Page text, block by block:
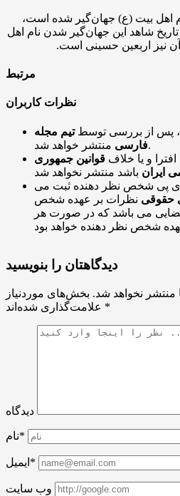
اهل بیت (ع) جهان‌گیر شده است،
شاهد این جهان‌گیر شدن نام اهل
نیز اربعین حسینی است.
مرتبط
نظرات کاربران
پس از بررسی توسطتیم مجله
فارسیمنتشر خواهد شد.
و یا خلاف قوانین جمهوری
ایران
آی پی شخص نظر دهنده ثبت می
حقوقی نظرات بر عهده شخص
می باشد که در صورت هر
دیدگاهتان را بنویسید
منتشر نخواهد شد. بخش‌های موردنیاز
*
دیدگاه
نام*
ایمیل*
وب سایت